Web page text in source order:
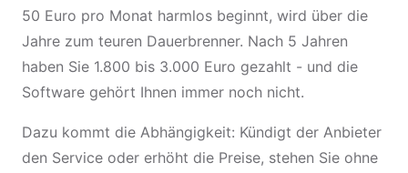
50 Euro pro Monat harmlos beginnt, wird über die
Jahre zum teuren Dauerbrenner. Nach 5 Jahren
haben Sie 1.800 bis 3.000 Euro gezahlt - und die
Software gehört Ihnen immer noch nicht.
Dazu kommt die Abhängigkeit: Kündigt der Anbieter
den Service oder erhöht die Preise, stehen Sie ohne